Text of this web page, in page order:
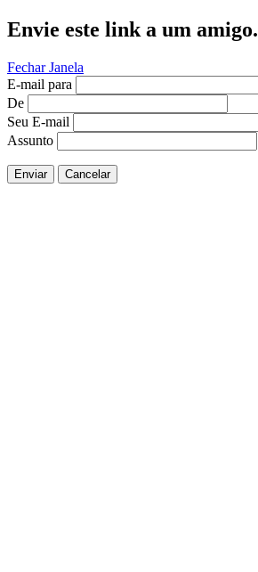
Envie este link a um amigo.
Fechar Janela
E-mail para
De
Seu E-mail
Assunto
Enviar Cancelar